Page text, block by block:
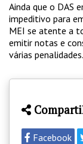
Ainda que o DAS
impeditivo para
MEI se atente a
emitir notas e
várias penalidades.
Facebook